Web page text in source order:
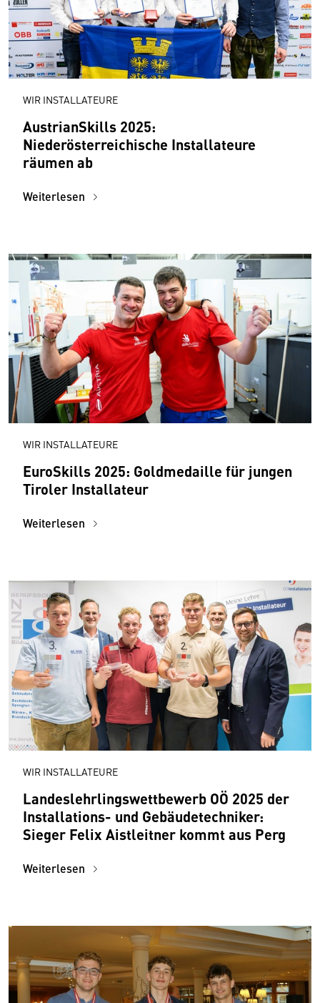
WIR INSTALLATEURE
AustrianSkills 2025:
Niederösterreichische Installateure
räumen ab
Weiterlesen
WIR INSTALLATEURE
EuroSkills 2025: Goldmedaille für jungen
Tiroler Installateur
Weiterlesen
WIR INSTALLATEURE
Landeslehrlingswettbewerb OÖ 2025 der
Installations- und Gebäudetechniker:
Sieger Felix Aistleitner kommt aus Perg
Weiterlesen